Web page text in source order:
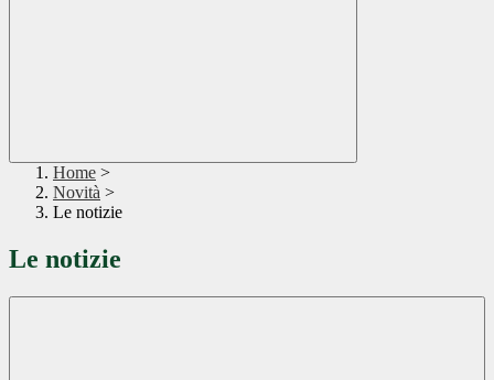
Home >
Novità >
Le notizie
Le notizie